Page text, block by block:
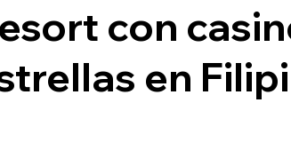
con
en